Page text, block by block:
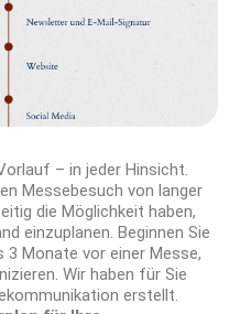
– in jeder Hinsicht.
Messebesuch von langer
die Möglichkeit haben,
einzuplanen. Beginnen Sie
Monate vor einer Messe,
Wir haben für Sie
erstellt.